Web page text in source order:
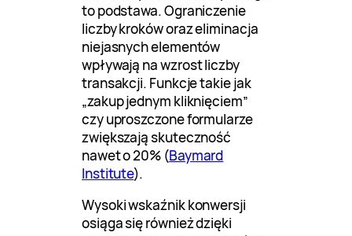
to podstawa. Ograniczenie
liczby kroków oraz eliminacja
niejasnych elementów
wpływają na wzrost liczby
transakcji. Funkcje takie jak
„zakup jednym kliknięciem”
czy uproszczone formularze
zwiększają skuteczność
nawet o 20% (Baymard
Institute).
Wysoki wskaźnik konwersji
osiąga się również dzięki